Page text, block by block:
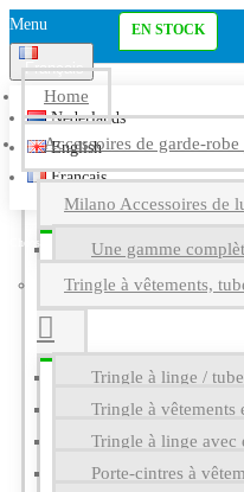
Menu
Français
Nederlands
English
Français
Home
Accessoires de garde-robe
Milano Accessoires de
Une gamme
Tringle à vêtements,
Tringle à linge /
Tringle à vêtements
Tringle à linge avec
Porte-cintres à
EN STOCK